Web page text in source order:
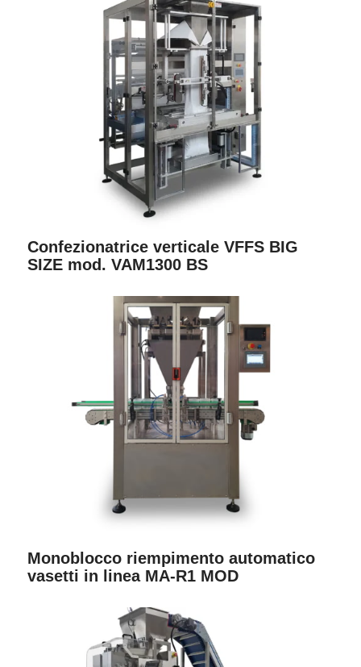
Confezionatrice verticale VFFS BIG
SIZE mod. VAM1300 BS
Monoblocco riempimento automatico
vasetti in linea MA-R1 MOD